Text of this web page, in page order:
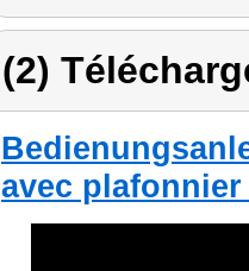
(2)
avec plafonnier